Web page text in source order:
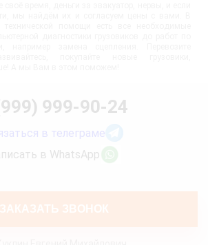
999-90-24
в телеграме
в WhatsApp
ЗАКАЗАТЬ ЗВОНОК